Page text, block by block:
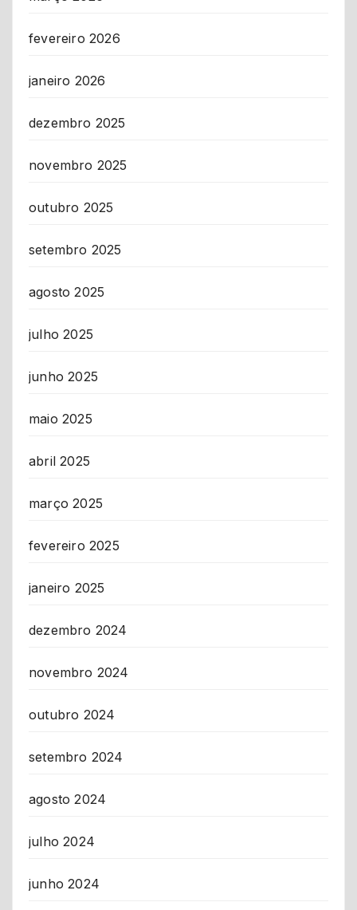
fevereiro 2026
janeiro 2026
dezembro 2025
novembro 2025
outubro 2025
setembro 2025
agosto 2025
julho 2025
junho 2025
maio 2025
abril 2025
março 2025
fevereiro 2025
janeiro 2025
dezembro 2024
novembro 2024
outubro 2024
setembro 2024
agosto 2024
julho 2024
junho 2024